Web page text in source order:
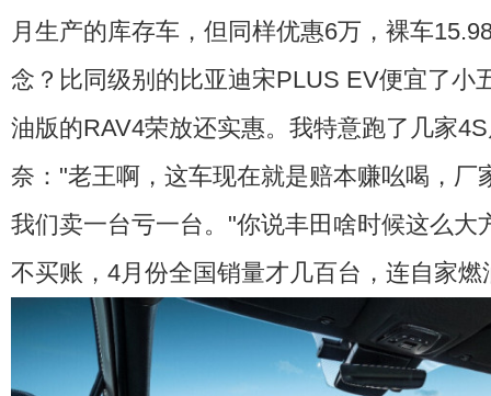
月生产的库存车，但同样优惠6万，裸车
念？比同级别的比亚迪宋PLUS EV便宜了小
油版的RAV4荣放还实惠。我特意跑了几家
奈："老王啊，这车现在就是赔本赚吆喝，厂
我们卖一台亏一台。"你说丰田啥时候这么大
不买账，4月份全国销量才几百台，连自家